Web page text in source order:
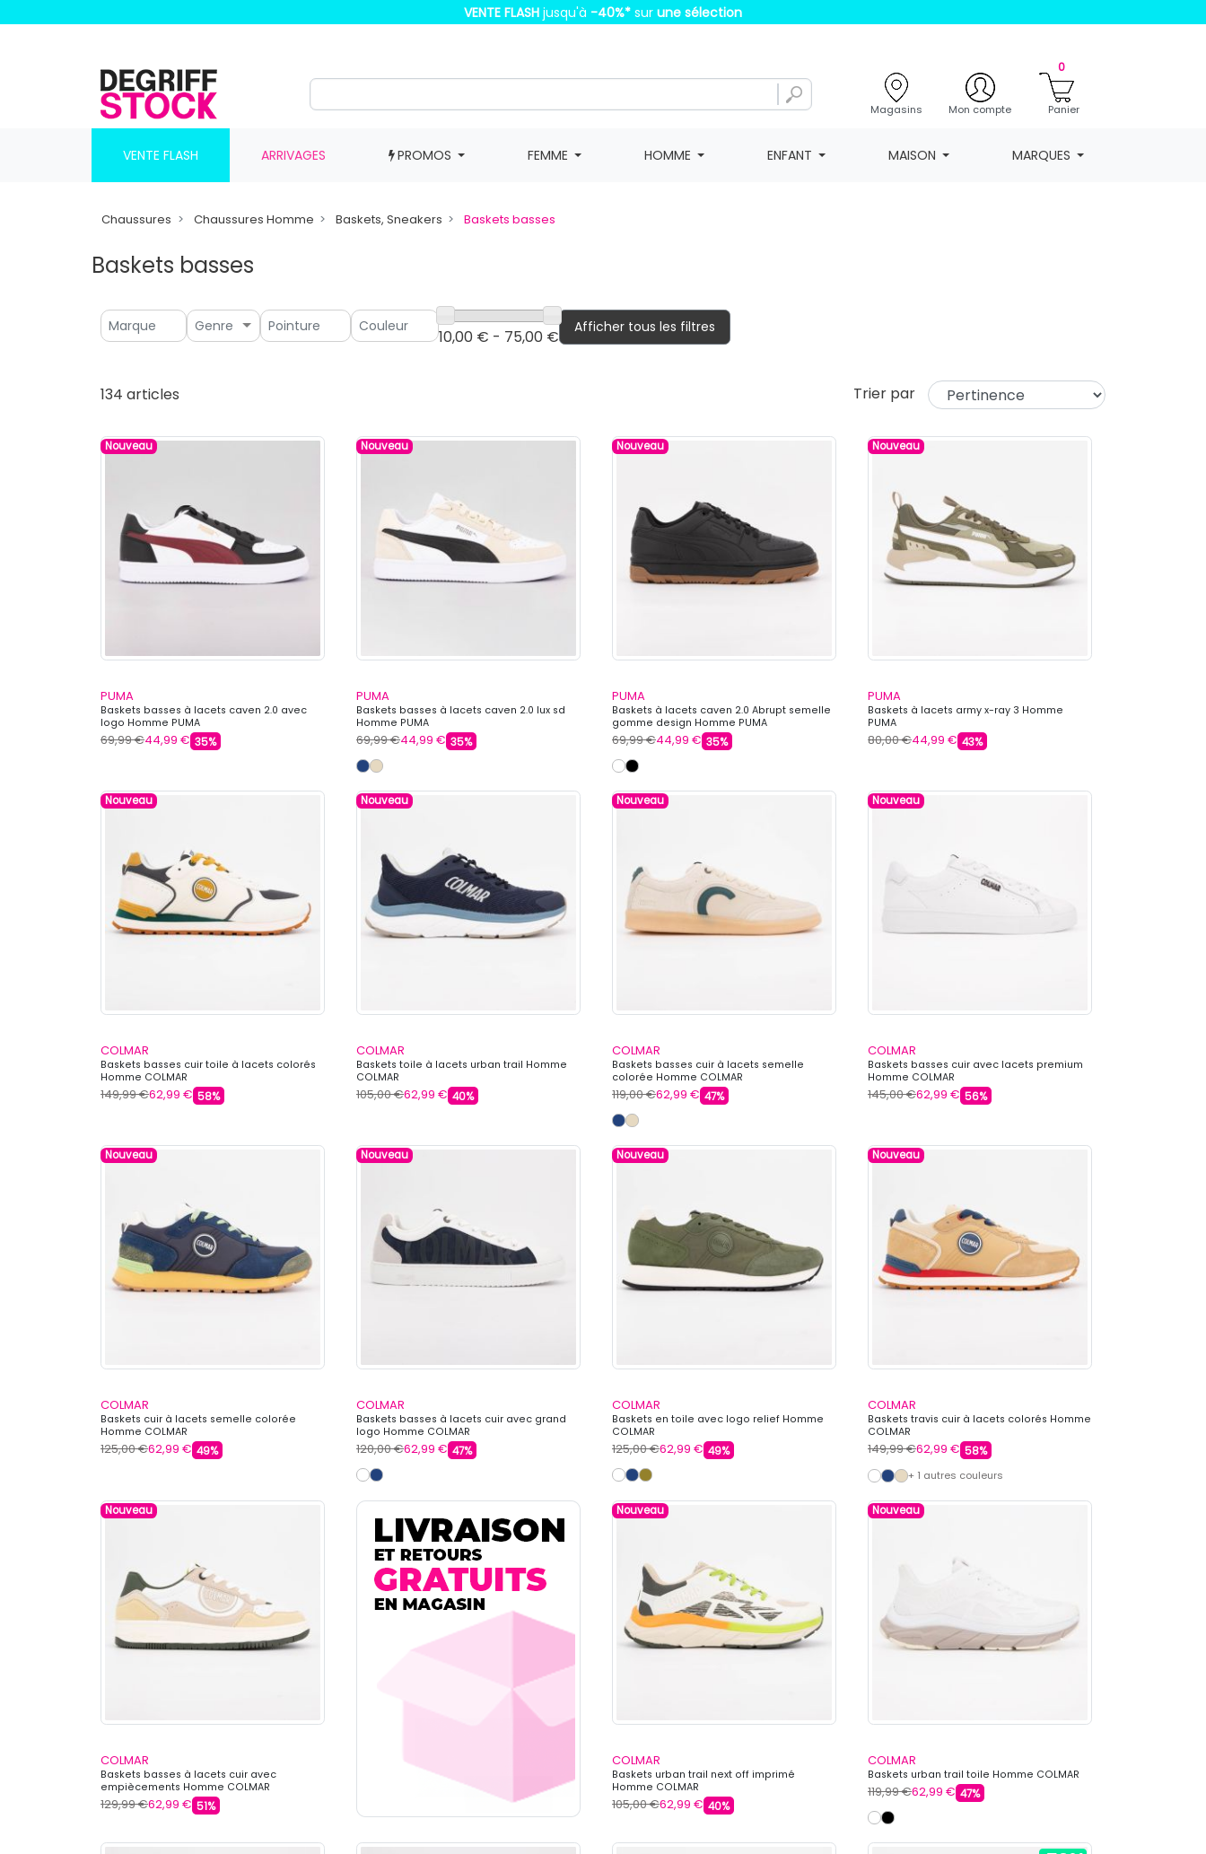
VENTE FLASH jusqu'à -40%* sur une sélection
Magasins Mon compte
0
Panier
VENTE FLASH ARRIVAGES PROMOS FEMME HOMME ENFANT MAISON MARQUES
Chaussures Chaussures Homme Baskets, Sneakers Baskets basses
Baskets basses
Genre
10,00 € - 75,00 €
Afficher tous les filtres
134 articles Trier par
Nouveau
PUMA
Baskets basses à lacets caven 2.0 avec
logo Homme PUMA
69,99 €44,99 € 35%
Nouveau
PUMA
Baskets basses à lacets caven 2.0 lux sd
Homme PUMA
69,99 €44,99 € 35%
Nouveau
PUMA
Baskets à lacets caven 2.0 Abrupt semelle
gomme design Homme PUMA
69,99 €44,99 € 35%
Nouveau
PUMA
Baskets à lacets army x-ray 3 Homme
PUMA
80,00 €44,99 € 43%
Nouveau
COLMAR
Baskets basses cuir toile à lacets colorés
Homme COLMAR
149,99 €62,99 € 58%
Nouveau
COLMAR
Baskets toile à lacets urban trail Homme
COLMAR
105,00 €62,99 € 40%
Nouveau
COLMAR
Baskets basses cuir à lacets semelle
colorée Homme COLMAR
119,00 €62,99 € 47%
Nouveau
COLMAR
Baskets basses cuir avec lacets premium
Homme COLMAR
145,00 €62,99 € 56%
Nouveau
COLMAR
Baskets cuir à lacets semelle colorée
Homme COLMAR
125,00 €62,99 € 49%
Nouveau
COLMAR
Baskets basses à lacets cuir avec grand
logo Homme COLMAR
120,00 €62,99 € 47%
Nouveau
COLMAR
Baskets en toile avec logo relief Homme
COLMAR
125,00 €62,99 € 49%
Nouveau
COLMAR
Baskets travis cuir à lacets colorés Homme
COLMAR
149,99 €62,99 € 58%
+ 1 autres couleurs
Nouveau
COLMAR
Baskets basses à lacets cuir avec
empiècements Homme COLMAR
129,99 €62,99 € 51%
Nouveau
COLMAR
Baskets urban trail next off imprimé
Homme COLMAR
105,00 €62,99 € 40%
Nouveau
COLMAR
Baskets urban trail toile Homme COLMAR
119,99 €62,99 € 47%